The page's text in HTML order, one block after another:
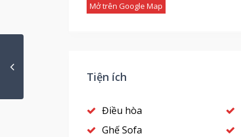
Mở trên Google Map
Tiện ích
Điều hòa
Ghế Sofa